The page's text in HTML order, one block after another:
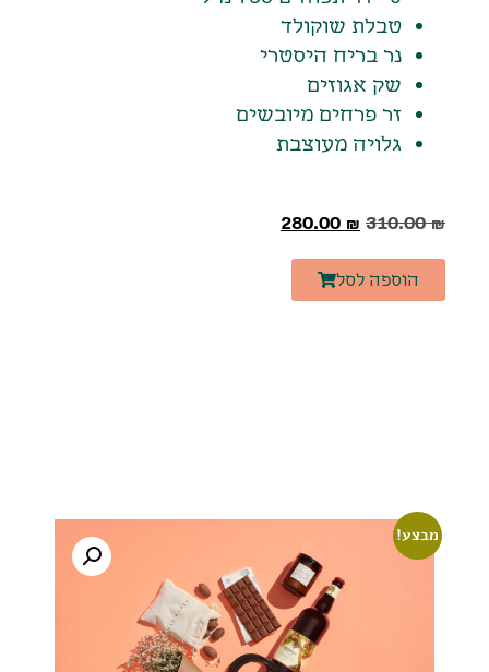
מבצע!
טבלת שוקולד
נר בריח היסטרי
שק אגוזים
זר פרחים מיובשים
גלויה מעוצבת
310.00₪
280.00 ₪
הוספה לסל